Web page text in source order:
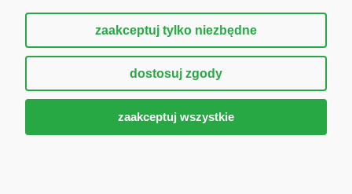
Sklep internetowy Shoper.pl
zaakceptuj tylko niezbędne
dostosuj zgody
zaakceptuj wszystkie